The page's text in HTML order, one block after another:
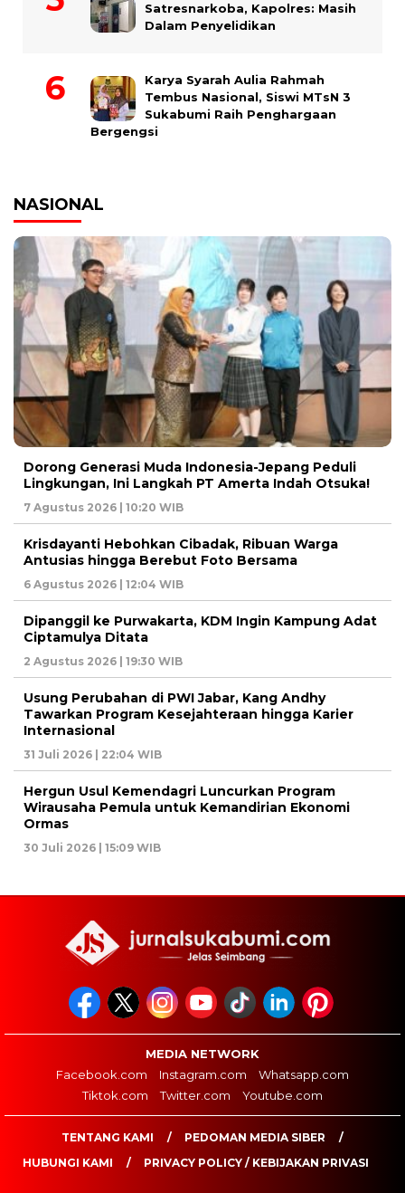
Satresnarkoba, Kapolres: Masih
Dalam Penyelidikan
Karya Syarah Aulia Rahmah
Tembus Nasional, Siswi MTsN 3
Sukabumi Raih Penghargaan
Bergengsi
NASIONAL
Dorong Generasi Muda Indonesia-Jepang Peduli
Lingkungan, Ini Langkah PT Amerta Indah Otsuka!
7 Agustus 2026 | 10:20 WIB
Krisdayanti Hebohkan Cibadak, Ribuan Warga
Antusias hingga Berebut Foto Bersama
6 Agustus 2026 | 12:04 WIB
Dipanggil ke Purwakarta, KDM Ingin Kampung Adat
Ciptamulya Ditata
2 Agustus 2026 | 19:30 WIB
Usung Perubahan di PWI Jabar, Kang Andhy
Tawarkan Program Kesejahteraan hingga Karier
Internasional
31 Juli 2026 | 22:04 WIB
Hergun Usul Kemendagri Luncurkan Program
Wirausaha Pemula untuk Kemandirian Ekonomi
Ormas
30 Juli 2026 | 15:09 WIB
MEDIA NETWORK
Facebook.com
Instagram.com
Whatsapp.com
Tiktok.com
Twitter.com Youtube.com
TENTANG KAMI
PEDOMAN MEDIA SIBER
HUBUNGI KAMI
PRIVACY POLICY / KEBIJAKAN PRIVASI